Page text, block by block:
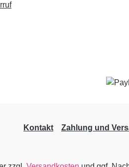
Kontakt Zahlung und